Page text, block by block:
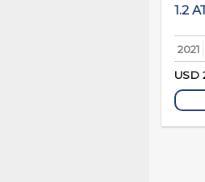
1.2
2021
USD